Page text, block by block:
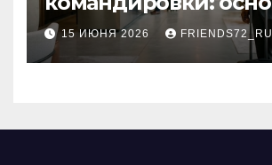
критерии выбора
15 ИЮНЯ 2026 FRIENDS72_RU